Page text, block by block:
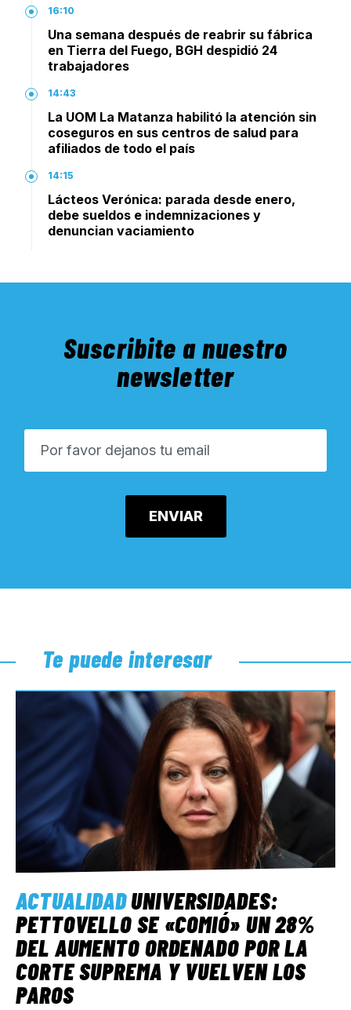
16:10
Una semana después de reabrir su fábrica
en Tierra del Fuego, BGH despidió 24
trabajadores
14:43
La UOM La Matanza habilitó la atención sin
coseguros en sus centros de salud para
afiliados de todo el país
14:15
Lácteos Verónica: parada desde enero,
debe sueldos e indemnizaciones y
denuncian vaciamiento
Suscribite a nuestro
newsletter
Te puede interesar
ACTUALIDADUNIVERSIDADES:
PETTOVELLO SE «COMIÓ» UN 28%
DEL AUMENTO ORDENADO POR LA
CORTE SUPREMA Y VUELVEN LOS
PAROS